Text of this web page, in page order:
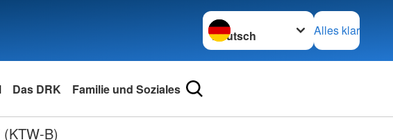
Sprache wechseln zu
Alles klar
Das DRK Familie und Soziales
B)